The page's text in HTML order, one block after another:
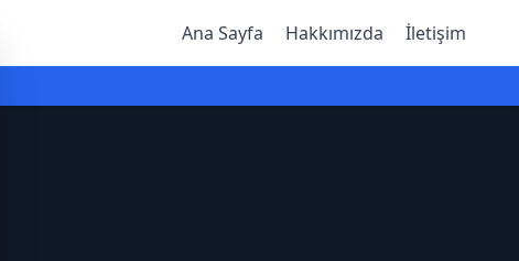
Ana Sayfa Hakkımızda İletişim